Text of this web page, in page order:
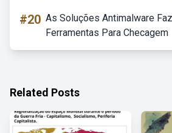
#20 As Soluções Antimalware
Ferramentas Para Checagem
Related Posts